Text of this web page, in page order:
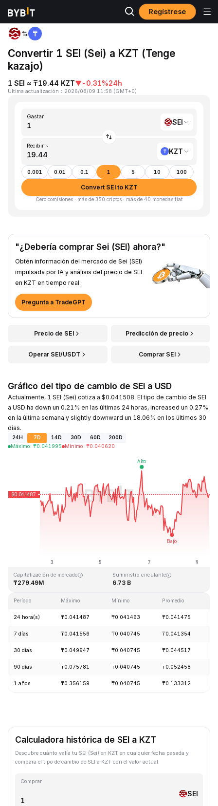
Regístrese
Inicio SEI to KZT
Convertir 1 SEI (Sei) a KZT (Tenge
kazajo)
1 SEI ≈ ₸19.44 KZT▼-0.31%24h
Última actualización ： 2026/08/09 11:58 (GMT+0)
Gastar
SEI
Recibir ~
KZT
0.001 0.01 0.1 1 5 10 100
Convert SEI to KZT
Cero comisiones · más de 350 criptos · más de 40 monedas fiat
"¿Debería comprar Sei (SEI) ahora?"
Obtén información del mercado de Sei (SEI)
impulsada por IA y análisis del precio de SEI
en KZT en tiempo real.
Pregunta a TradeGPT
Precio de SEI Predicción de precio
Operar SEI/USDT Comprar SEI
Gráfico del tipo de cambio de SEI a USD
Actualmente, 1 SEI (Sei) cotiza a $0.041508. El tipo de cambio de SEI
a USD ha down un 0.21% en las últimas 24 horas, increased un 0.27%
en la última semana y slightly downward un 18.06% en los últimos 30
días.
24H 7D 14D 30D 60D
200D
Máximo: ₸0.041995 Mínimo: ₸0.040620
Capitalización de mercado
₸279.49M
Suministro circulante
6.73 B
Período Máximo Mínimo Promedio
24 hora(s) ₸0.041487 ₸0.041463 ₸0.041475
7 días ₸0.041556 ₸0.040745 ₸0.041354
30 días ₸0.049947 ₸0.040745 ₸0.044517
90 días ₸0.075781 ₸0.040745 ₸0.052458
1 años ₸0.356159 ₸0.040745 ₸0.133312
Calculadora histórica de SEI a KZT
Descubre cuánto valía tu SEI (Sei) en KZT en cualquier fecha pasada y
compara el tipo de cambio de SEI a KZT con el valor actual.
Comprar
SEI